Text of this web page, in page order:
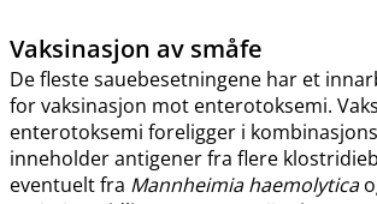
Vaksinasjon av småfe
De fleste sauebesetningene har et
for vaksinasjon mot enterotoksemi.
enterotoksemi foreligger i
inneholder antigener fra flere
eventuelt fra Mannheimia haemolytica